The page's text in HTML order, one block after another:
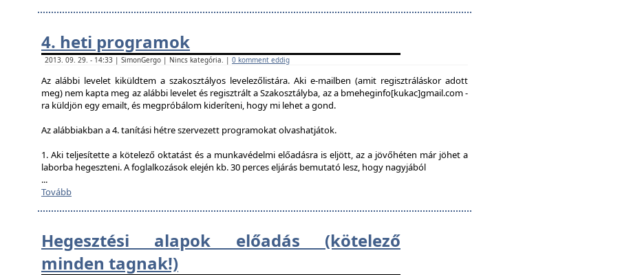
4. heti programok
2013. 09. 29. - 14:33 | SimonGergo | Nincs kategória. | 0 komment eddig
Az alábbi levelet kiküldtem a szakosztályos levelezőlistára. Aki e-mailben (amit regisztráláskor adott
meg) nem kapta meg az alábbi levelet és regisztrált a Szakosztályba, az a bmeheginfo[kukac]gmail.com -
ra küldjön egy emailt, és megpróbálom kideríteni, hogy mi lehet a gond.
Az alábbiakban a 4. tanítási hétre szervezett programokat olvashatjátok.
1. Aki teljesítette a kötelező oktatást és a munkavédelmi előadásra is eljött, az a jövőhéten már jöhet a
laborba hegeszteni. A foglalkozások elején kb. 30 perces eljárás bemutató lesz, hogy nagyjából
...
Tovább
Hegesztési alapok előadás (kötelező
minden tagnak!)